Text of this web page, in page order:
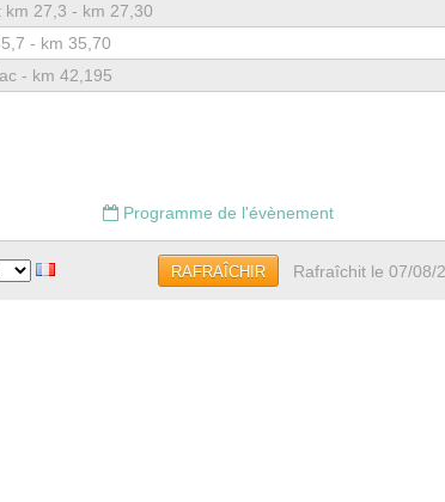
km 27,3 - km 27,30
- km 35,70
- km 42,195
Programme de l'évènement
RAFRAÎCHIR Rafraîchit le 07/08/